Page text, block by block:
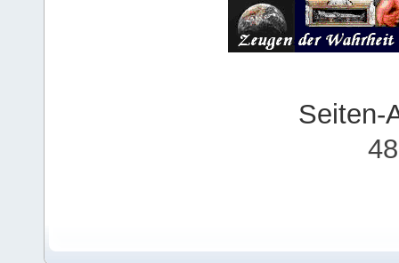
Seiten-